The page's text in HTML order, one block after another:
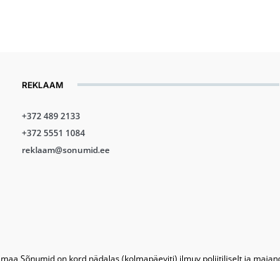
REKLAAM
+372 489 2133
+372 5551 1084
reklaam@sonumid.ee
Sõnumid on kord nädalas (kolmapäeviti) ilmuv poliitiliselt ja